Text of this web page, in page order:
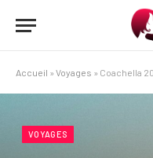
Accueil » Voyages » Coachella
VOYAGES